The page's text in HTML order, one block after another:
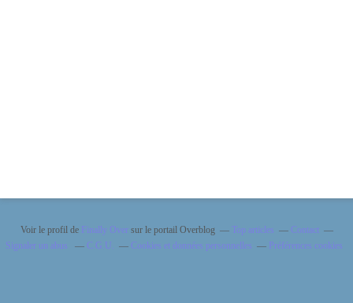
Voir le profil de Finally Oversur le portail Overblog Top articles
Contact
Signaler un abus
C.G.U. Cookies et données personnelles Préférences cookies